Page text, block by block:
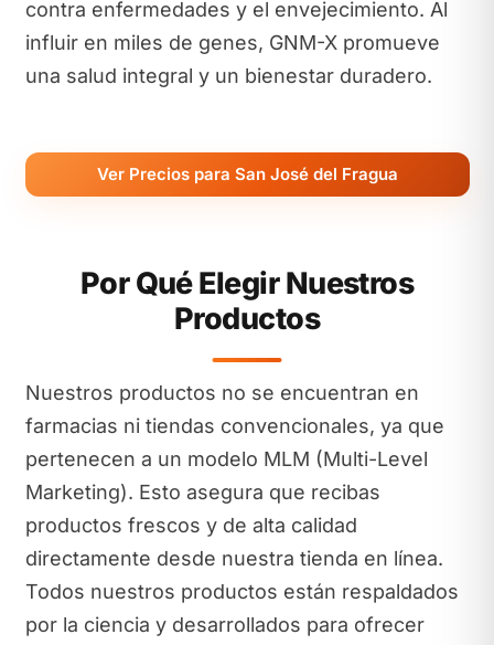
contra enfermedades y el envejecimiento. Al
influir en miles de genes, GNM-X promueve
una salud integral y un bienestar duradero.
Ver Precios para San José del Fragua
Por Qué Elegir Nuestros
Productos
Nuestros productos no se encuentran en
farmacias ni tiendas convencionales, ya que
pertenecen a un modelo MLM (Multi-Level
Marketing). Esto asegura que recibas
productos frescos y de alta calidad
directamente desde nuestra tienda en línea.
Todos nuestros productos están respaldados
por la ciencia y desarrollados para ofrecer